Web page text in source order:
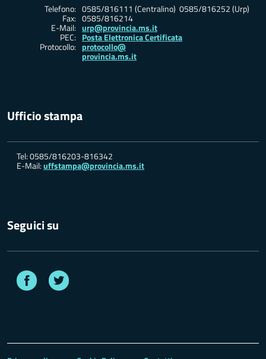
Telefono: 0585/816111 (Centralino) 0585/816252 (Urp)
Fax: 0585/816214
E-Mail: urp@provincia.ms.it
PEC: Posta Elettronica Certificata
Protocollo: protocollo@
provincia.ms.it
Ufficio stampa
Tel: 0585/816203-816342
E-Mail:uffstampa@provincia.ms.it
Seguici su
Facebook